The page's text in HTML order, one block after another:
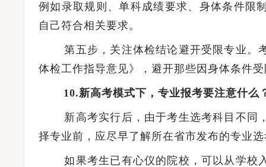
例如录取规则、单科成绩要求、身体条件限
自己符合相关要求。
第五步，关注体检结论避开受限专业。考
体检工作指导意见》，避开那些因身体条件
10.新高考模式下，专业报考要注意什么
新高考实行后，由于考生选考科目不同，
择专业前，应尽早了解所在省市发布的专业
如果考生已有心仪的院校，可以从学校入